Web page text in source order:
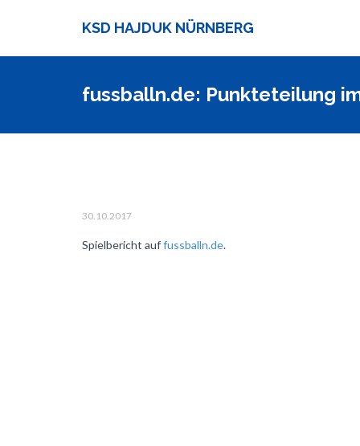
KSD HAJDUK NÜRNBERG
fussballn.de: Punkteteilung
30.10.2017
Spielbericht auffussballn.de.